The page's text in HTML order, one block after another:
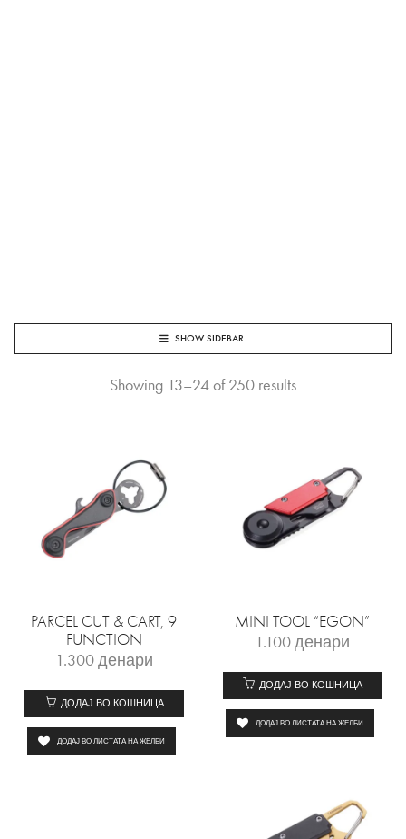
SHOW SIDEBAR
Showing 13–24 of 250 results
PARCEL CUT & CART, 9
FUNCTION
1.300денари
ДОДАЈ ВО КОШНИЦА
ДОДАЈ ВО ЛИСТАТА НА ЖЕЛБИ
MINI TOOL “EGON”
1.100денари
ДОДАЈ ВО КОШНИЦА
ДОДАЈ ВО ЛИСТАТА НА ЖЕЛБИ